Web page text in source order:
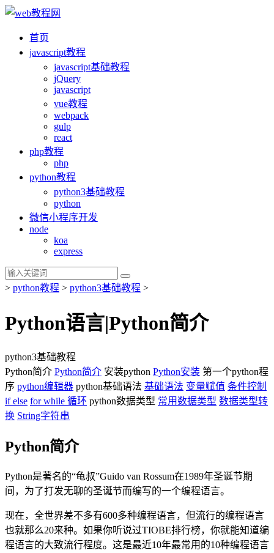
首页
javascript教程
javascript基础教程
jQuery
javascript
vue教程
webpack
gulp
react
php教程
php
python教程
python3基础教程
python
微信小程序开发
node
koa
express
> python教程 > python3基础教程 >
Python语言|Python简介
python3基础教程
Python简介 Python简介 安装python Python安装 第一个python程
序 python编辑器 python基础语法 基础语法 变量赋值 条件控制
if else for while 循环 python数据类型 常用数据类型 数据类型转
换 String字符串
Python简介
Python是著名的“龟叔”Guido van Rossum在1989年圣诞节期
间，为了打发无聊的圣诞节而编写的一个编程语言。
现在，全世界差不多有600多种编程语言，但流行的编程语言
也就那么20来种。如果你听说过TIOBE排行榜，你就能知道编
程语言的大致流行程度。这是最近10年最常用的10种编程语言